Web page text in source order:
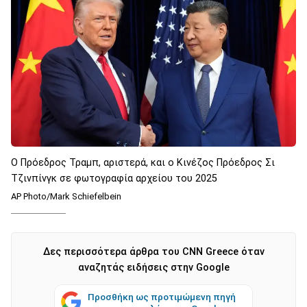
Ο Πρόεδρος Τραμπ, αριστερά, και ο Κινέζος Πρόεδρος Σι
Τζινπίνγκ σε φωτογραφία αρχείου του 2025
AP Photo/Mark Schiefelbein
Δες περισσότερα άρθρα του CNN Greece όταν
αναζητάς ειδήσεις στην Google
Προσθήκη ως προτιμώμενη πηγή